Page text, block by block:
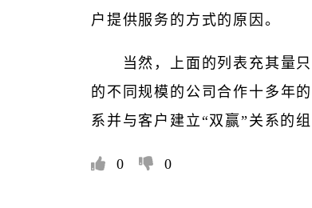
户提供服务的方式的原因。
当然，上面的列表充其量
的不同规模的公司合作十多年
系并与客户建立“双赢”关系的
0 0